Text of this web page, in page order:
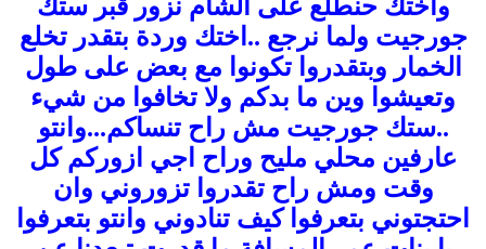
واختك حنطلع على الشام نزور قبر ستك
جورجيت ولما نرجع ..اختك وردة بتقدر تخلع
الخمار وبتقدروا تكونوا مع بعض على طول
وتعيشوا وين ما بدكم ولا تخافوا من شيء
..ستك جورجيت مش راح تنساكم...وانتو
عارفين محلي مليح وراح اجي ازوركم كل
وقت ومش راح تقدروا تزوروني وان
احتجتوني بتعرفوا كيف تنادوني وانتو بتعرفوا